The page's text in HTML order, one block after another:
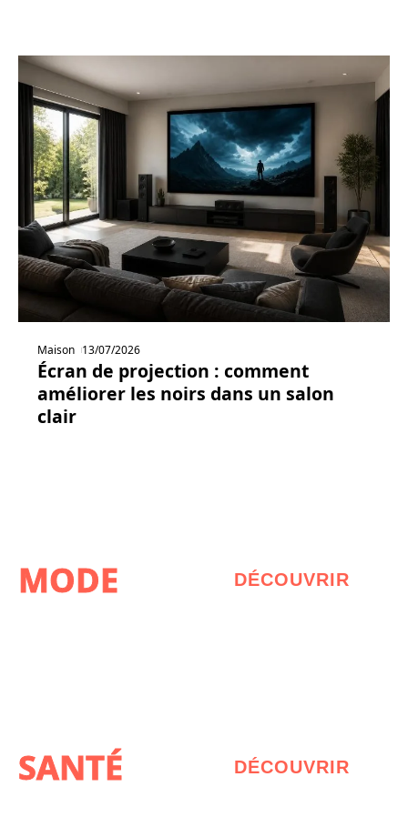
Maison 13/07/2026
Écran de projection : comment
améliorer les noirs dans un salon
clair
MODE DÉCOUVRIR
SANTÉ DÉCOUVRIR